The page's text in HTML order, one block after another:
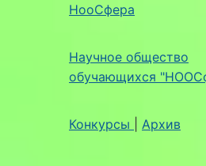
НооСфера
Научное общество
обучающихся
Конкурсы Архив